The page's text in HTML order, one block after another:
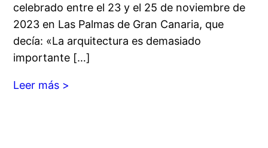
celebrado entre el 23 y el 25 de noviembre de
2023 en Las Palmas de Gran Canaria, que
decía: «La arquitectura es demasiado
importante […]
Leer más >